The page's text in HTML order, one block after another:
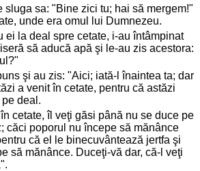
sluga sa: "Bine zici tu; hai să mergem!"
unde era omul lui Dumnezeu.
ei la deal spre cetate, i-au întâmpinat
să aducă apă şi le-au zis acestora:
şi au zis: "Aici; iată-l înaintea ta; dar
a venit în cetate, pentru că astăzi
deal.
cetate, îl veţi găsi până nu se duce pe
căci poporul nu începe să mănânce
că el le binecuvântează jertfa şi
să mănânce. Duceţi-vă dar, că-l veţi